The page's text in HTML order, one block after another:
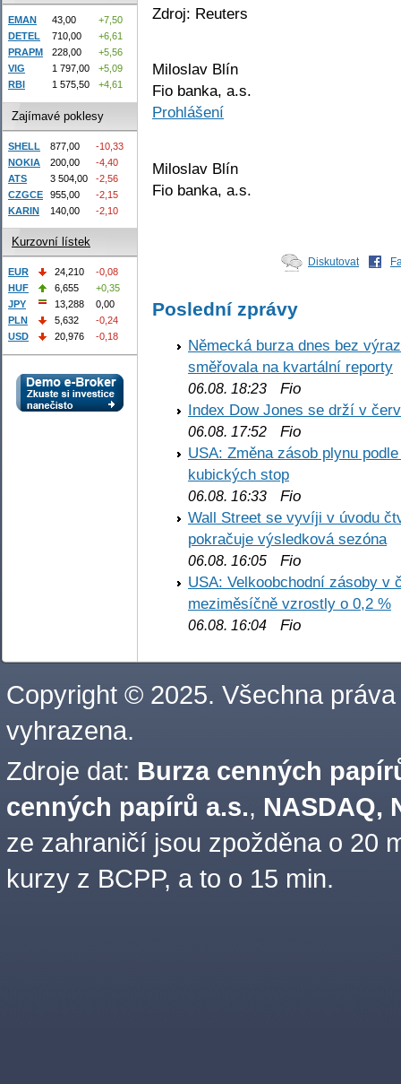
Zdroj: Reuters
Miloslav Blín
Fio banka, a.s.
Prohlášení
Miloslav Blín
Fio banka, a.s.
Diskutovat
Poslední zprávy
Německá burza dnes bez
směřovala na kvartální reporty
06.08. 18:23 Fio
Index Dow Jones se drží v
06.08. 17:52 Fio
USA: Změna zásob plynu
kubických stop
06.08. 16:33 Fio
Wall Street se vyvíji v úvodu
pokračuje výsledková sezóna
06.08. 16:05 Fio
USA: Velkoobchodní zásoby v
meziměsíčně vzrostly o 0,2 %
06.08. 16:04 Fio
EMAN 43,00
+7,50
DETEL
710,00
+6,61
PRAPM
228,00
+5,56
VIG
1 797,00
+5,09
RBI
1 575,50 +4,61
Zajímavé poklesy
SHELL 877,00
-10,33
NOKIA
200,00
-4,40
ATS
3 504,00
-2,56
CZGCE
955,00
-2,15
KARIN
140,00 -2,10
Kurzovní lístek
EUR 24,210
-0,08
HUF
6,655
+0,35
JPY
13,288
0,00
PLN
5,632
-0,24
USD
20,976 -0,18
Copyright © 2025. Všechna práva
vyhrazena.
Zdroje dat: Burza cenných
cenných papírů a.s., NASDAQ,
ze zahraničí jsou zpožděna o 20
kurzy z BCPP, a to o 15 min.